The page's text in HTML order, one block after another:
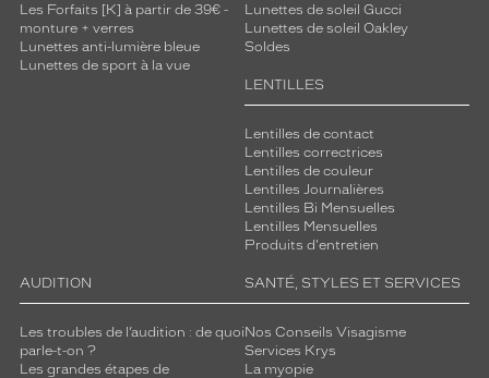
Les Forfaits [K] à partir de 39€ -
monture + verres
Lunettes anti-lumière bleue
Lunettes de sport à la vue
Lunettes de soleil Gucci
Lunettes de soleil Oakley
Soldes
LENTILLES
Lentilles de contact
Lentilles correctrices
Lentilles de couleur
Lentilles Journalières
Lentilles Bi Mensuelles
Lentilles Mensuelles
Produits d'entretien
AUDITION
Les troubles de l’audition : de quoi
parle-t-on ?
Les grandes étapes de
SANTÉ, STYLES ET SERVICES
Nos Conseils Visagisme
Services Krys
La myopie